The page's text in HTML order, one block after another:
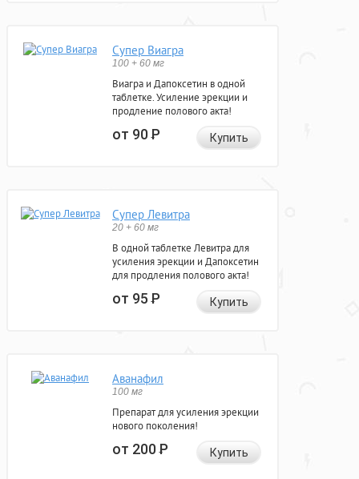
Супер Виагра
100 + 60 мг
Виагра и Дапоксетин в одной
таблетке. Усиление эрекции и
продление полового акта!
от 90Р Купить
Супер Левитра
20 + 60 мг
В одной таблетке Левитра для
усиления эрекции и Дапоксетин
для продления полового акта!
от 95Р Купить
Аванафил
100 мг
Препарат для усиления эрекции
нового поколения!
от 200Р Купить